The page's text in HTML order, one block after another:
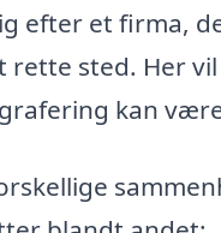
efter et firma,
sted. Her
kan